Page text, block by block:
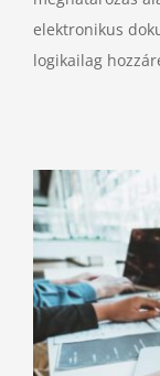
elektronikus
logikailag